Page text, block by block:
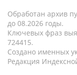
Обработан архив
до 08.2026 годы.
Ключевых фраз
724415.
Создано именных
Редакция